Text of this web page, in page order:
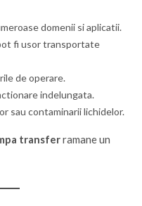
domenii si aplicatii.
fi usor transportate
de operare.
indelungata.
sau contaminarii lichidelor.
transferramane un